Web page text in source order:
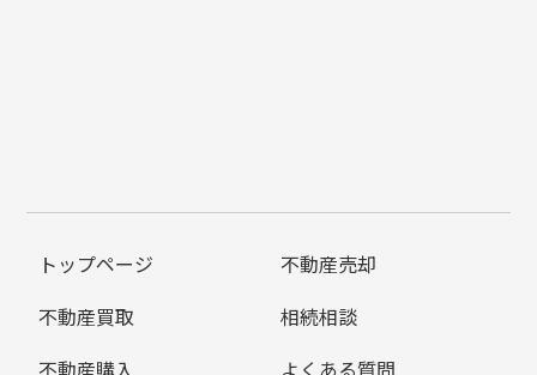
トップページ
不動産売却
不動産買取
相続相談
不動産購入
よくある質問